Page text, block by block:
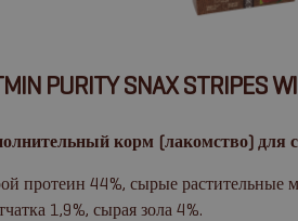
PURITY SNAX STRIPES
корм (лакомство) для
протеин 44%, сырые растительные
1,9%, сырая зола 4%.